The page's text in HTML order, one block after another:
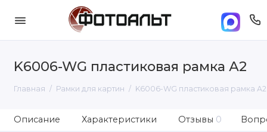
K6006-WG пластиковая рамка А2
Главная Рамки для картин K6006-WG пластиковая рамка А2
Описание Характеристики Отзывы 0